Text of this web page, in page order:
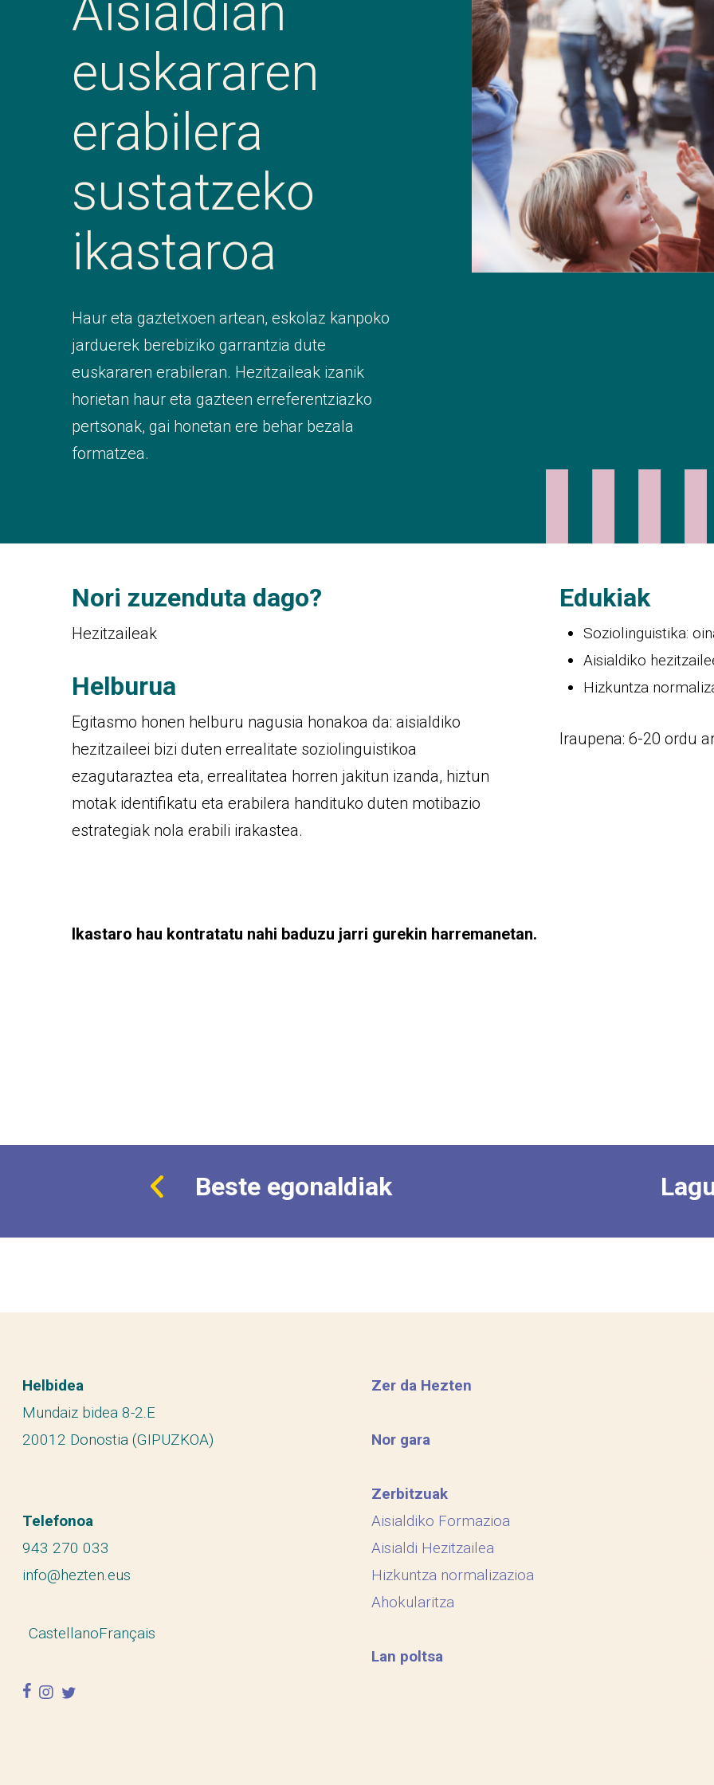
Aisialdian
euskararen
erabilera
sustatzeko
ikastaroa
Haur eta gaztetxoen artean, eskolaz kanpoko
jarduerek berebiziko garrantzia dute
euskararen erabileran. Hezitzaileak izanik
horietan haur eta gazteen erreferentziazko
pertsonak, gai honetan ere behar bezala
formatzea.
Nori zuzenduta dago?
Hezitzaileak
Helburua
Egitasmo honen helburu nagusia honakoa da: aisialdiko
hezitzaileei bizi duten errealitate soziolinguistikoa
ezagutaraztea eta, errealitatea horren jakitun izanda, hiztun
motak identifikatu eta erabilera handituko duten motibazio
estrategiak nola erabili irakastea.
Edukiak
Soziolinguistika:
Aisialdiko
Hizkuntza
Iraupena: 6-20 ordu
Ikastaro hau kontratatu nahi baduzu jarri gurekin harremanetan.
Beste egonaldiak
Helbidea
Mundaiz bidea 8-2.E
20012 Donostia (GIPUZKOA)
Telefonoa
943 270 033
info@hezten.eus
CastellanoFrançais
facebook
instagram
twitter
Zer da Hezten
Nor gara
Zerbitzuak
Aisialdiko Formazioa
Aisialdi Hezitzailea
Hizkuntza normalizazioa
Ahokularitza
Lan poltsa